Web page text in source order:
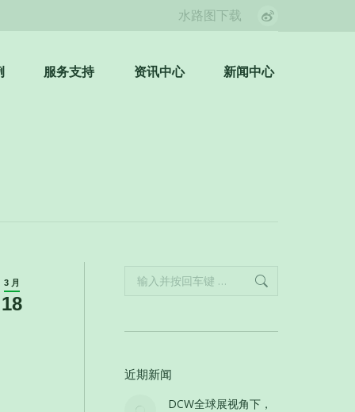
水路图下载
Weibo
opens
服务支持 资讯中心 新闻中心
3 月
18
Search:
近期新闻
DCW全球展视角下，